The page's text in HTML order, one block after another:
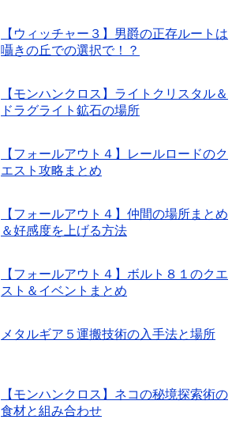
【ウィッチャー３】男爵の正存ルートは
囁きの丘での選択で！？
【モンハンクロス】ライトクリスタル＆
ドラグライト鉱石の場所
【フォールアウト４】レールロードのク
エスト攻略まとめ
【フォールアウト４】仲間の場所まとめ
＆好感度を上げる方法
【フォールアウト４】ボルト８１のクエ
スト＆イベントまとめ
メタルギア５運搬技術の入手法と場所
【モンハンクロス】ネコの秘境探索術の
食材と組み合わせ